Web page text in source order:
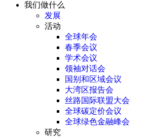
我们做什么
发展
活动
全球年会
春季会议
学术会议
领袖对话会
国别和区域会议
大湾区报告会
丝路国际联盟大会
全球碳定价会议
全球绿色金融峰会
研究